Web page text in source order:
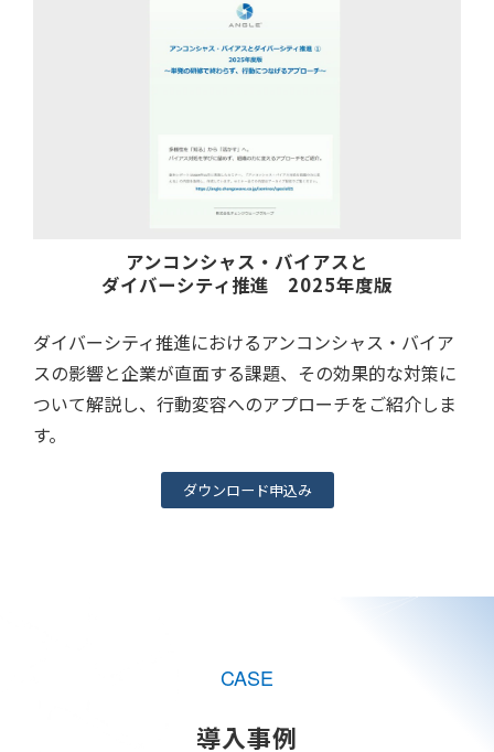
アンコンシャス・バイアスと
ダイバーシティ推進　2025年度版
ダイバーシティ推進におけるアンコンシャス・バイア
スの影響と企業が直面する課題、その効果的な対策に
ついて解説し、行動変容へのアプローチをご紹介しま
す。
ダウンロード申込み
CASE
導入事例